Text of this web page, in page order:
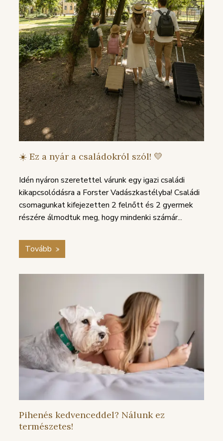
☀️ Ez a nyár a családokról szól! 💛
Idén nyáron szeretettel várunk egy igazi családi
kikapcsolódásra a Forster Vadászkastélyba! Családi
csomagunkat kifejezetten 2 felnőtt és 2 gyermek
részére álmodtuk meg, hogy mindenki számár...
Tovább
Pihenés kedvenceddel? Nálunk ez
természetes!